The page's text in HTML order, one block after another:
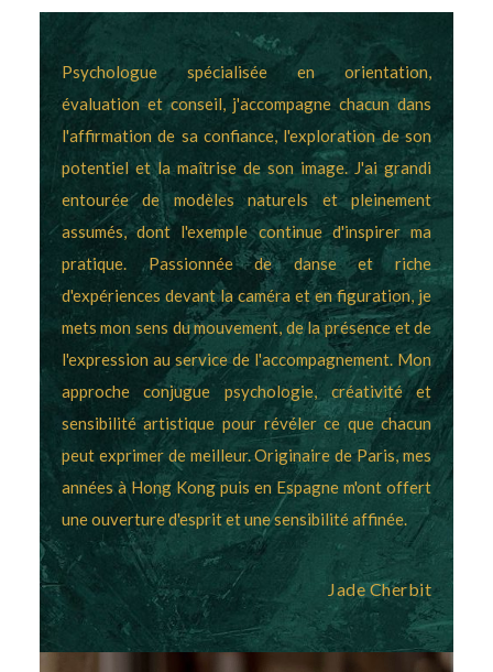
Psychologue spécialisée en orientation,
évaluation et conseil, j'accompagne chacun dans
l'affirmation de sa confiance, l'exploration de son
potentiel et la maîtrise de son image. J'ai grandi
entourée de modèles naturels et pleinement
assumés, dont l'exemple continue d'inspirer ma
pratique. Passionnée de danse et riche
d'expériences devant la caméra et en figuration, je
mets mon sens du mouvement, de la présence et de
l'expression au service de l'accompagnement. Mon
approche conjugue psychologie, créativité et
sensibilité artistique pour révéler ce que chacun
peut exprimer de meilleur. Originaire de Paris, mes
années à Hong Kong puis en Espagne m'ont offert
une ouverture d'esprit et une sensibilité affinée.
Jade Cherbit